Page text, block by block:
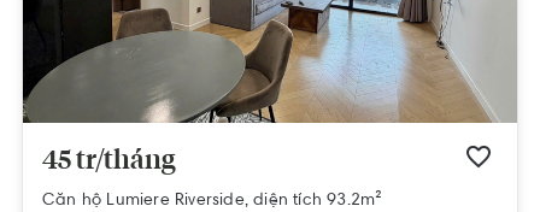
45 tr/tháng
Căn hộ Lumiere Riverside, diện tích 93.2m²